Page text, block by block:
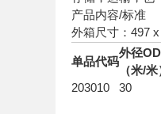
产品内容/标准
外箱尺寸：497
单品代码
外径OD
（米/
203010
30